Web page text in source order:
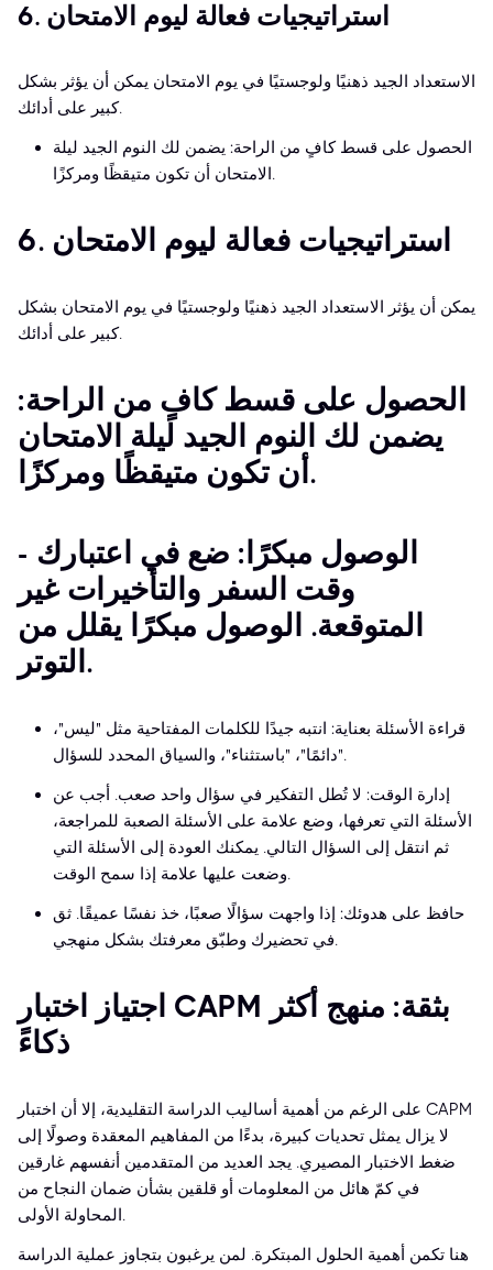
6. استراتيجيات فعالة ليوم الامتحان
الاستعداد الجيد ذهنيًا ولوجستيًا في يوم الامتحان يمكن أن يؤثر بشكل
كبير على أدائك.
الحصول على قسط كافٍ من الراحة: يضمن لك النوم الجيد ليلة
الامتحان أن تكون متيقظًا ومركزًا.
6. استراتيجيات فعالة ليوم الامتحان
يمكن أن يؤثر الاستعداد الجيد ذهنيًا ولوجستيًا في يوم الامتحان بشكل
كبير على أدائك.
الحصول على قسط كافٍ من الراحة:
يضمن لك النوم الجيد ليلة الامتحان
أن تكون متيقظًا ومركزًا.
- الوصول مبكرًا: ضع في اعتبارك
وقت السفر والتأخيرات غير
المتوقعة. الوصول مبكرًا يقلل من
التوتر.
قراءة الأسئلة بعناية: انتبه جيدًا للكلمات المفتاحية مثل "ليس"،
"دائمًا"، "باستثناء"، والسياق المحدد للسؤال.
إدارة الوقت: لا تُطل التفكير في سؤال واحد صعب. أجب عن
الأسئلة التي تعرفها، وضع علامة على الأسئلة الصعبة للمراجعة،
ثم انتقل إلى السؤال التالي. يمكنك العودة إلى الأسئلة التي
وضعت عليها علامة إذا سمح الوقت.
حافظ على هدوئك: إذا واجهت سؤالًا صعبًا، خذ نفسًا عميقًا. ثق
في تحضيرك وطبّق معرفتك بشكل منهجي.
اجتياز اختبار CAPM بثقة: منهج أكثر
ذكاءً
على الرغم من أهمية أساليب الدراسة التقليدية، إلا أن اختبار CAPM
لا يزال يمثل تحديات كبيرة، بدءًا من المفاهيم المعقدة وصولًا إلى
ضغط الاختبار المصيري. يجد العديد من المتقدمين أنفسهم غارقين
في كمّ هائل من المعلومات أو قلقين بشأن ضمان النجاح من
المحاولة الأولى.
هنا تكمن أهمية الحلول المبتكرة. لمن يرغبون بتجاوز عملية الدراسة